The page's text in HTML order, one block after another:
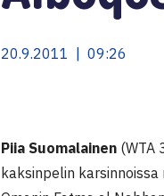
20.9.2011 | 09:26
Piia Suomalainen (WTA
kaksinpelin karsinnoissa